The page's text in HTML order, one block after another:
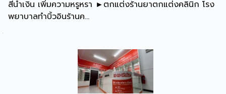
สีน้ำเงิน เพิ่มความหรูหรา ►ตกแต่งร้านยาตกแต่งคลินิก โรง
พยาบาลทำบิ้วอินร้านค...